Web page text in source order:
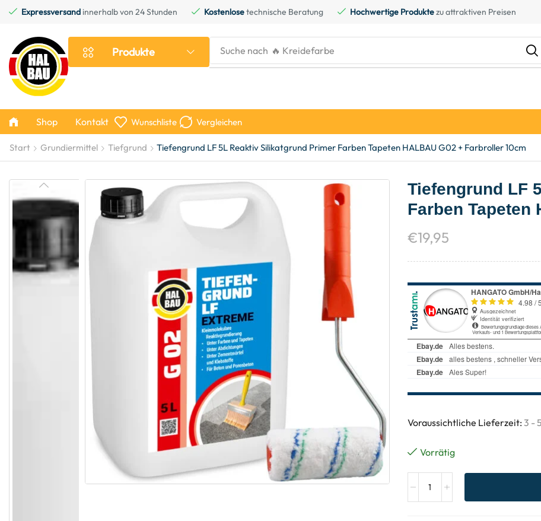
Expressversand innerhalb von 24 Stunden Kostenlosetechnische Beratung Hochwertige Produktezu attraktiven Preisen
Produkte Suche nach 🔥 Kreidefarbe
Shop Kontakt Wunschliste Vergleichen
Start Grundiermittel Tiefgrund Tiefengrund LF 5L Reaktiv Silikatgrund Primer Farben Tapeten HALBAU G02 + Farbroller 10cm
Tiefengrund LF
Farben Tapeten
€19,95
Voraussichtliche Lieferzeit: 3 -
Vorrätig